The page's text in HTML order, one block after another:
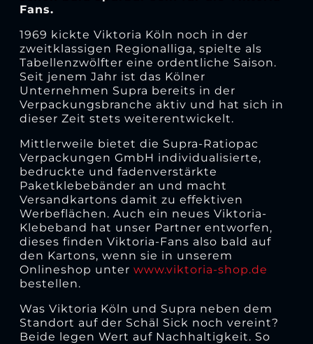
Fans.
1969 kickte Viktoria Köln noch in der
zweitklassigen Regionalliga, spielte als
Tabellenzwölfter eine ordentliche Saison.
Seit jenem Jahr ist das Kölner
Unternehmen Supra bereits in der
Verpackungsbranche aktiv und hat sich in
dieser Zeit stets weiterentwickelt.
Mittlerweile bietet die Supra-Ratiopac
Verpackungen GmbH individualisierte,
bedruckte und fadenverstärkte
Paketklebebänder an und macht
Versandkartons damit zu effektiven
Werbeflächen. Auch ein neues Viktoria-
Klebeband hat unser Partner entworfen,
dieses finden Viktoria-Fans also bald auf
den Kartons, wenn sie in unserem
Onlineshop unter www.viktoria-shop.de
bestellen.
Was Viktoria Köln und Supra neben dem
Standort auf der Schäl Sick noch vereint?
Beide legen Wert auf Nachhaltigkeit. So